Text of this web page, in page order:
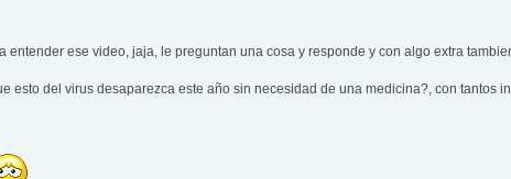
entender ese video, jaja, le preguntan una cosa y responde y con algo extra
esto del virus desaparezca este año sin necesidad de una medicina?, con tantos